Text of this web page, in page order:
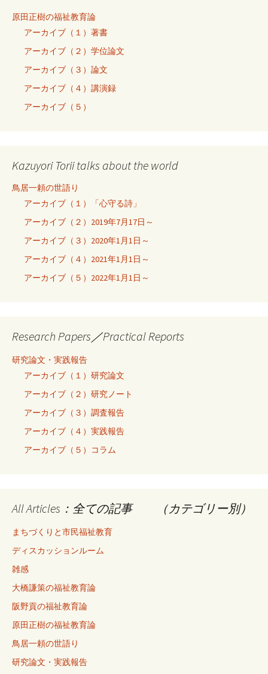
原田正樹の福祉教育論
アーカイブ（１）著書
アーカイブ（２）学位論文
アーカイブ（３）論文
アーカイブ（４）講演録
アーカイブ（５）
Kazuyori Torii talks about the world
鳥居一頼の世語り
アーカイブ（１）「心守る詩」
アーカイブ（２）2019年7月17日～
アーカイブ（３）2020年1月1日～
アーカイブ（４）2021年1月1日～
アーカイブ（５）2022年1月1日～
Research Papers／Practical Reports
研究論文・実践報告
アーカイブ（１）研究論文
アーカイブ（２）研究ノート
アーカイブ（３）調査報告
アーカイブ（４）実践報告
アーカイブ（５）コラム
All Articles：全ての記事 （カテゴリー別）
まちづくりと市民福祉教育
ディスカッションルーム
雑感
大橋謙策の福祉教育論
阪野貢の福祉教育論
原田正樹の福祉教育論
鳥居一頼の世語り
研究論文・実践報告